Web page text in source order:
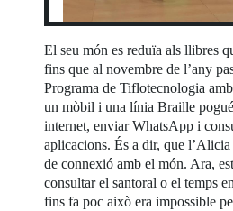
El seu món es reduïa als llibres
fins que al novembre de l’any
Programa de Tiflotecnologia
un mòbil i una línia Braille
internet, enviar WhatsApp i
aplicacions. És a dir, que
de connexió amb el món. Ara,
consultar el santoral o el temps
fins fa poc això era impossible